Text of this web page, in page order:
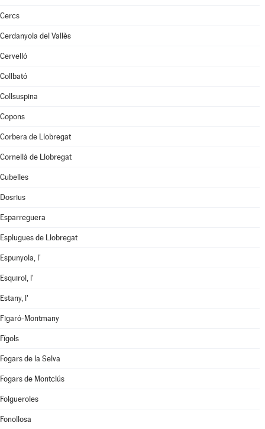
Cercs
Cerdanyola del Vallès
Cervelló
Collbató
Collsuspina
Copons
Corbera de Llobregat
Cornellà de Llobregat
Cubelles
Dosrius
Esparreguera
Esplugues de Llobregat
Espunyola, l'
Esquirol, l'
Estany, l'
Figaró-Montmany
Fígols
Fogars de la Selva
Fogars de Montclús
Folgueroles
Fonollosa